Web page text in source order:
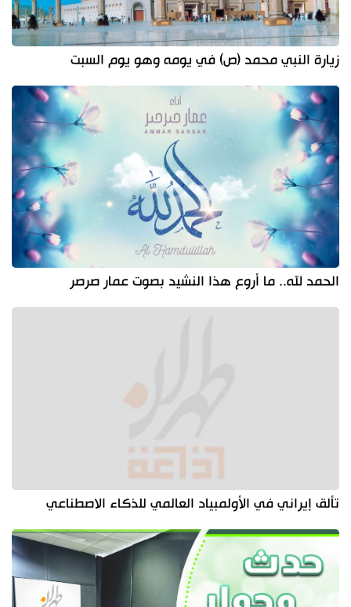
زيارة النبي محمد (ص) في يومه وهو يوم السبت
الحمد لله.. ما أروع هذا النشيد بصوت عمار صرصر
تألق إيراني في الأولمبياد العالمي للذكاء الاصطناعي